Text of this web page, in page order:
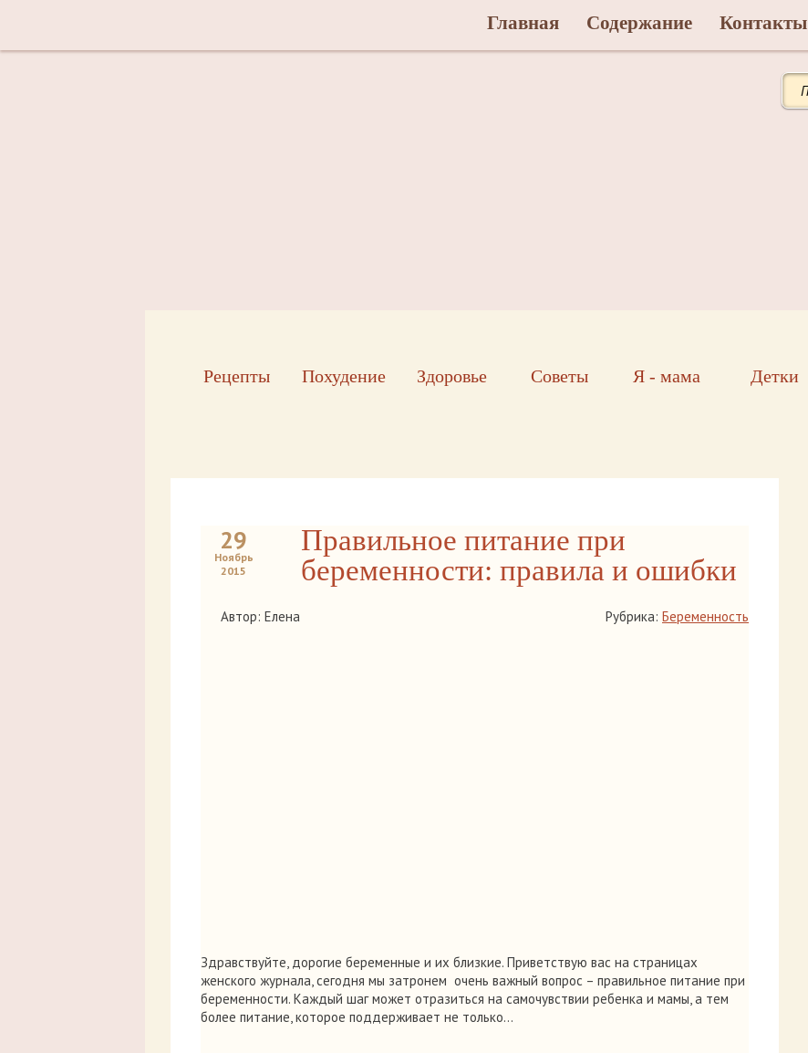
Главная Содержание Контакты
Рецепты Похудение Здоровье Советы Я - мама Детки
29
Ноябрь
2015
Правильное питание при
беременности: правила и ошибки
Автор: Елена Рубрика: Беременность
Здравствуйте, дорогие беременные и их близкие. Приветствую вас на страницах
женского журнала, сегодня мы затронем очень важный вопрос – правильное питание при
беременности. Каждый шаг может отразиться на самочувствии ребенка и мамы, а тем
более питание, которое поддерживает не только…